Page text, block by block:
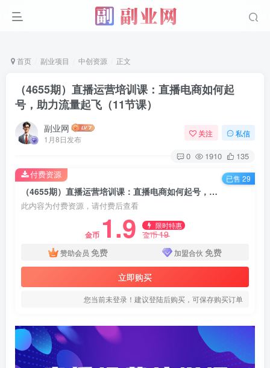
首页 副业项目 中创资源 正文
（4655期）直播运营培训课：直播电商如何起
号，助力流量起飞（11节课）
副业网
1月8日发布
关注 私信
0 1910 135
（4655期）直播运营培训课：直播电商如何起号，助力流量起飞（11节课）
此内容为付费资源，请付费后查看
金币 1.9 限时特惠
金币19
赞助会员 免费 加盟合伙 免费
立即购买
您当前未登录！建议登陆后购买，可保存购买订单
付费资源 已售 29